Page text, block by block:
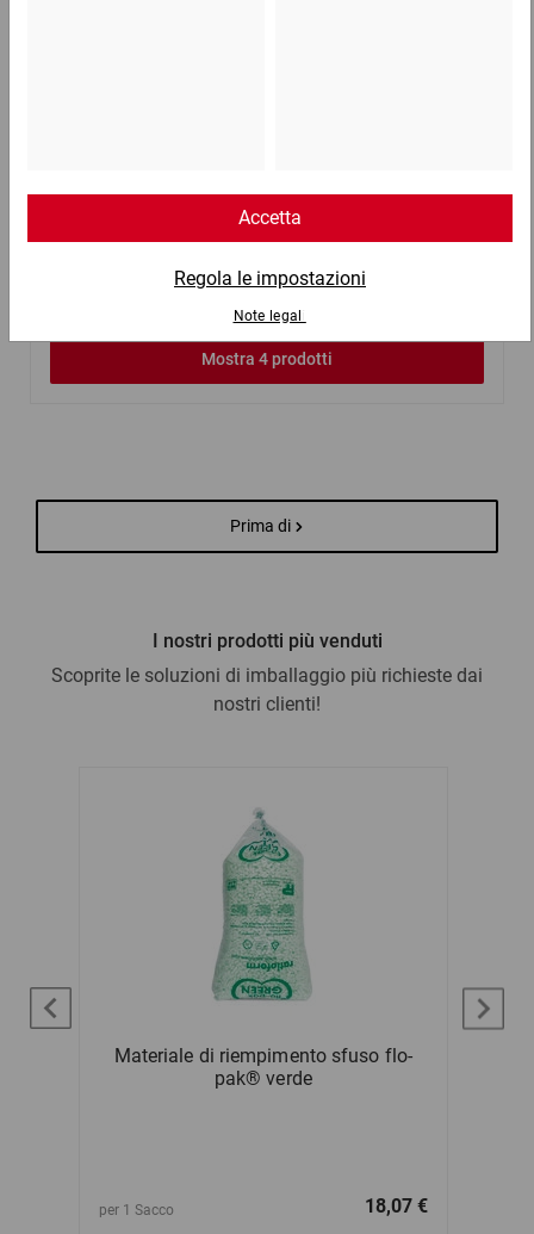
Mostra 4 prodotti
Prima di
I nostri prodotti più venduti
Scoprite le soluzioni di imballaggio più richieste dai
nostri clienti!
Materiale di riempimento sfuso flo-
pak® verde
per 1 Sacco 18,07 €